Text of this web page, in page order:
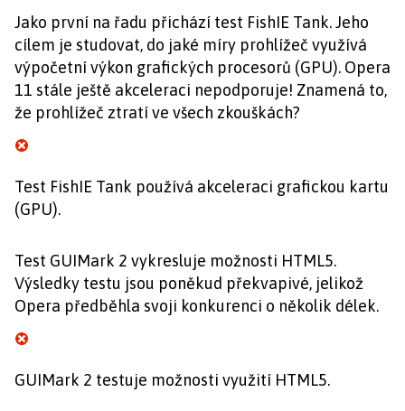
Jako první na řadu přichází test FishIE Tank. Jeho
cílem je studovat, do jaké míry prohlížeč využívá
výpočetní výkon grafických procesorů (GPU). Opera
11 stále ještě akceleraci nepodporuje! Znamená to,
že prohlížeč ztratí ve všech zkouškách?
Test FishIE Tank používá akceleraci grafickou kartu
(GPU).
Test GUIMark 2 vykresluje možnosti HTML5.
Výsledky testu jsou poněkud překvapivé, jelikož
Opera předběhla svoji konkurenci o několik délek.
GUIMark 2 testuje možnosti využití HTML5.